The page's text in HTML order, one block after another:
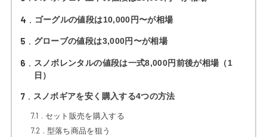
4 ゴーグルの値段は10,000円〜が相場
5 グローブの値段は3,000円〜が相場
6
スノボレンタルの値段は一式8,000円前後が相場（1
日）
7 スノボギアを安く購入する4つの方法
7.1 セット販売を購入する
7.2 型落ち商品を狙う